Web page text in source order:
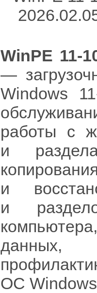
WinPE 11-
—
Windows
работы с
и
и
и
данных,
ОС